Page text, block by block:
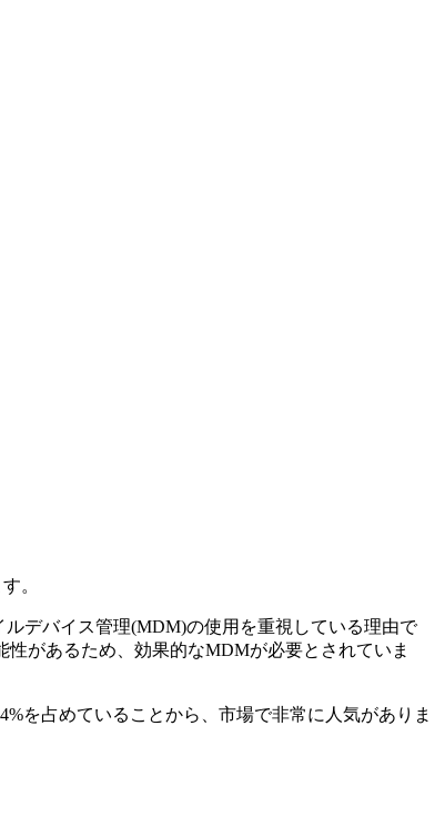
。
デバイス管理(MDM)の使用を重視している理由で
があるため、効果的なMDMが必要とされていま
を占めていることから、市場で非常に人気がありま